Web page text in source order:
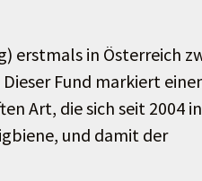
erstmals in Österreich
Fund markiert
Art, die sich seit 2004 in
und damit der